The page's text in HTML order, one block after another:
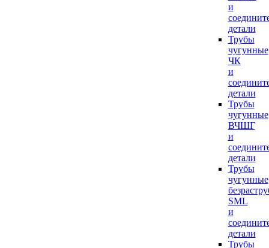
и
детали
Трубы
чугунные
ЧК
и
детали
Трубы
чугунные
ВЧШГ
и
детали
Трубы
чугунные
SML
и
детали
Трубы